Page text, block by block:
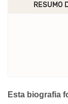
RESUMO
Esta biografia